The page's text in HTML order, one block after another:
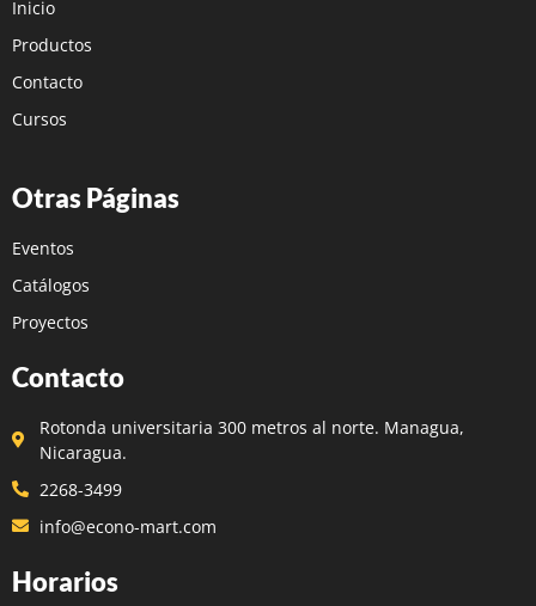
Inicio
Productos
Contacto
Cursos
Otras Páginas
Eventos
Catálogos
Proyectos
Contacto
Rotonda universitaria 300 metros al norte. Managua,
Nicaragua.
2268-3499
info@econo-mart.com
Horarios